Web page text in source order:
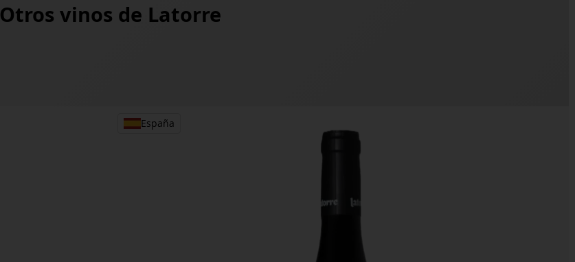
Otros vinos de Latorre
España